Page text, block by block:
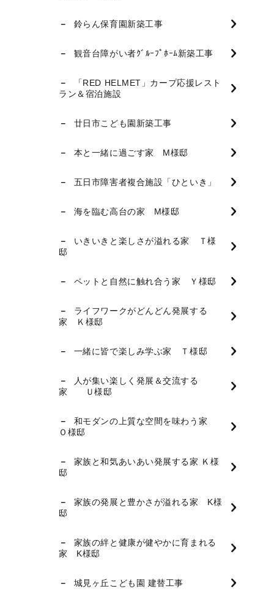
鈴らん保育園新築工事
観音台障がい者ｸﾞﾙｰﾌﾟﾎｰﾑ新築工事
「RED HELMET」カープ応援レスト
ラン＆宿泊施設
廿日市こども園新築工事
本と一緒に過ごす家 M様邸
五日市障害者複合施設「ひといき」
海を臨む高台の家 M様邸
いきいきと楽しさが溢れる家 Ｔ様
邸
ペットと自然に触れ合う家 Ｙ様邸
ライフワークがどんどん発展する
家 Ｋ様邸
一緒に皆で楽しみ学ぶ家 Ｔ様邸
人が集い楽しく発展＆交流する
家 Ｕ様邸
和モダンの上質な空間を味わう家
Ｏ様邸
家族と和気あいあい発展する家 Ｋ様
邸
家族の発展と豊かさが溢れる家 K様
邸
家族の絆と健康が健やかに育まれる
家 K様邸
城見ヶ丘こども園 建替工事